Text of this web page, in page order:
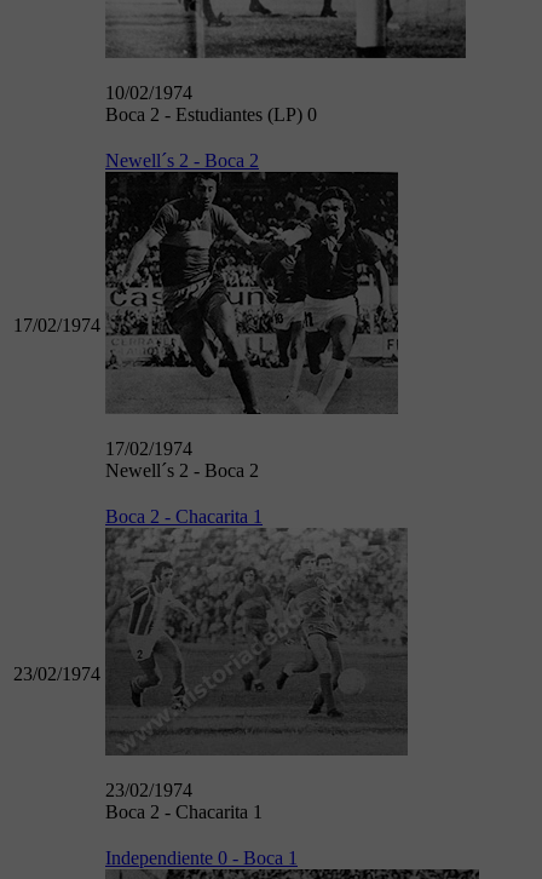
10/02/1974
Boca 2 - Estudiantes (LP) 0
17/02/1974
Newell´s 2 - Boca 2
17/02/1974
Newell´s 2 - Boca 2
23/02/1974
Boca 2 - Chacarita 1
23/02/1974
Boca 2 - Chacarita 1
Independiente 0 - Boca 1